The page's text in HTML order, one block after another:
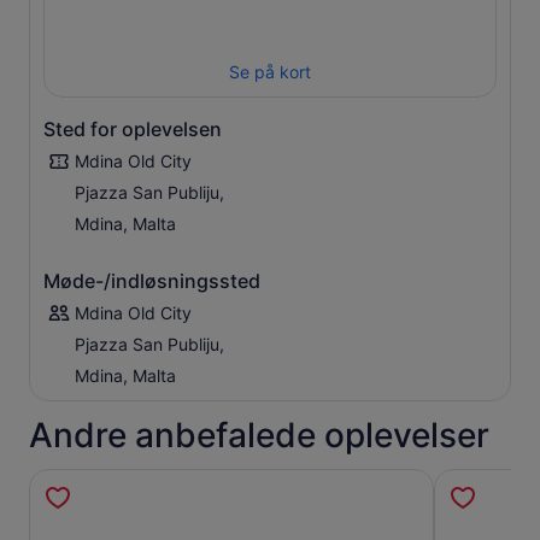
Se på kort
Sted for oplevelsen
Mdina Old City
Pjazza San Publiju,
Mdina, Malta
Møde-/indløsningssted
Mdina Old City
Pjazza San Publiju,
Mdina, Malta
Andre anbefalede oplevelser